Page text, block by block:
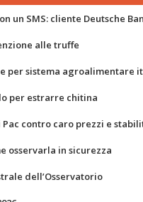
un SMS: cliente Deutsche
alle truffe
per sistema agroalimentare
per estrarre chitina
contro caro prezzi e
osservarla in sicurezza
dell’Osservatorio